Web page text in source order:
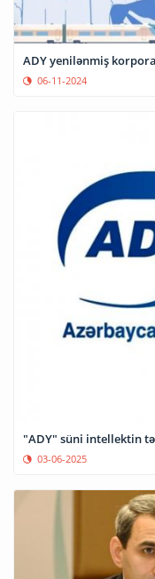
ADY yenilənmiş
06-11-2024
"ADY" süni intellektin
03-06-2025